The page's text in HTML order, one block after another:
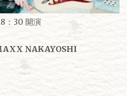
30 開演
NAKAYOSHI